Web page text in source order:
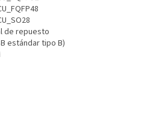
de repuesto
estándar tipo B)